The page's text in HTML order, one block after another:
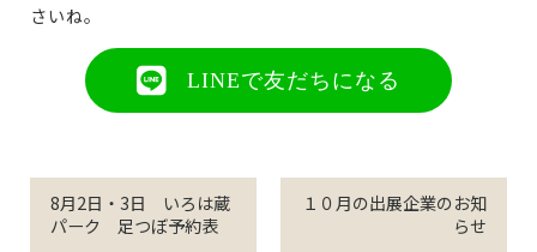
さいね。
LINEで友だちになる
8月2日・3日 いろは蔵
パーク 足つぼ予約表
１０月の出展企業のお知
らせ